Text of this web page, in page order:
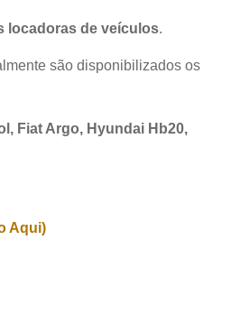
locadoras de veículos.
são disponibilizados os
Fiat Argo, Hyundai Hb20,
Aqui)